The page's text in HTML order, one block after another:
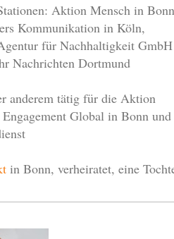
Aktion Mensch in
Kommunikation in Köln,
für Nachhaltigkeit
Nachrichten Dortmund
anderem tätig für die Aktion
Global in Bonn und
in Bonn, verheiratet, eine